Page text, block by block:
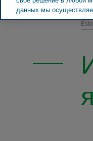
данных мы